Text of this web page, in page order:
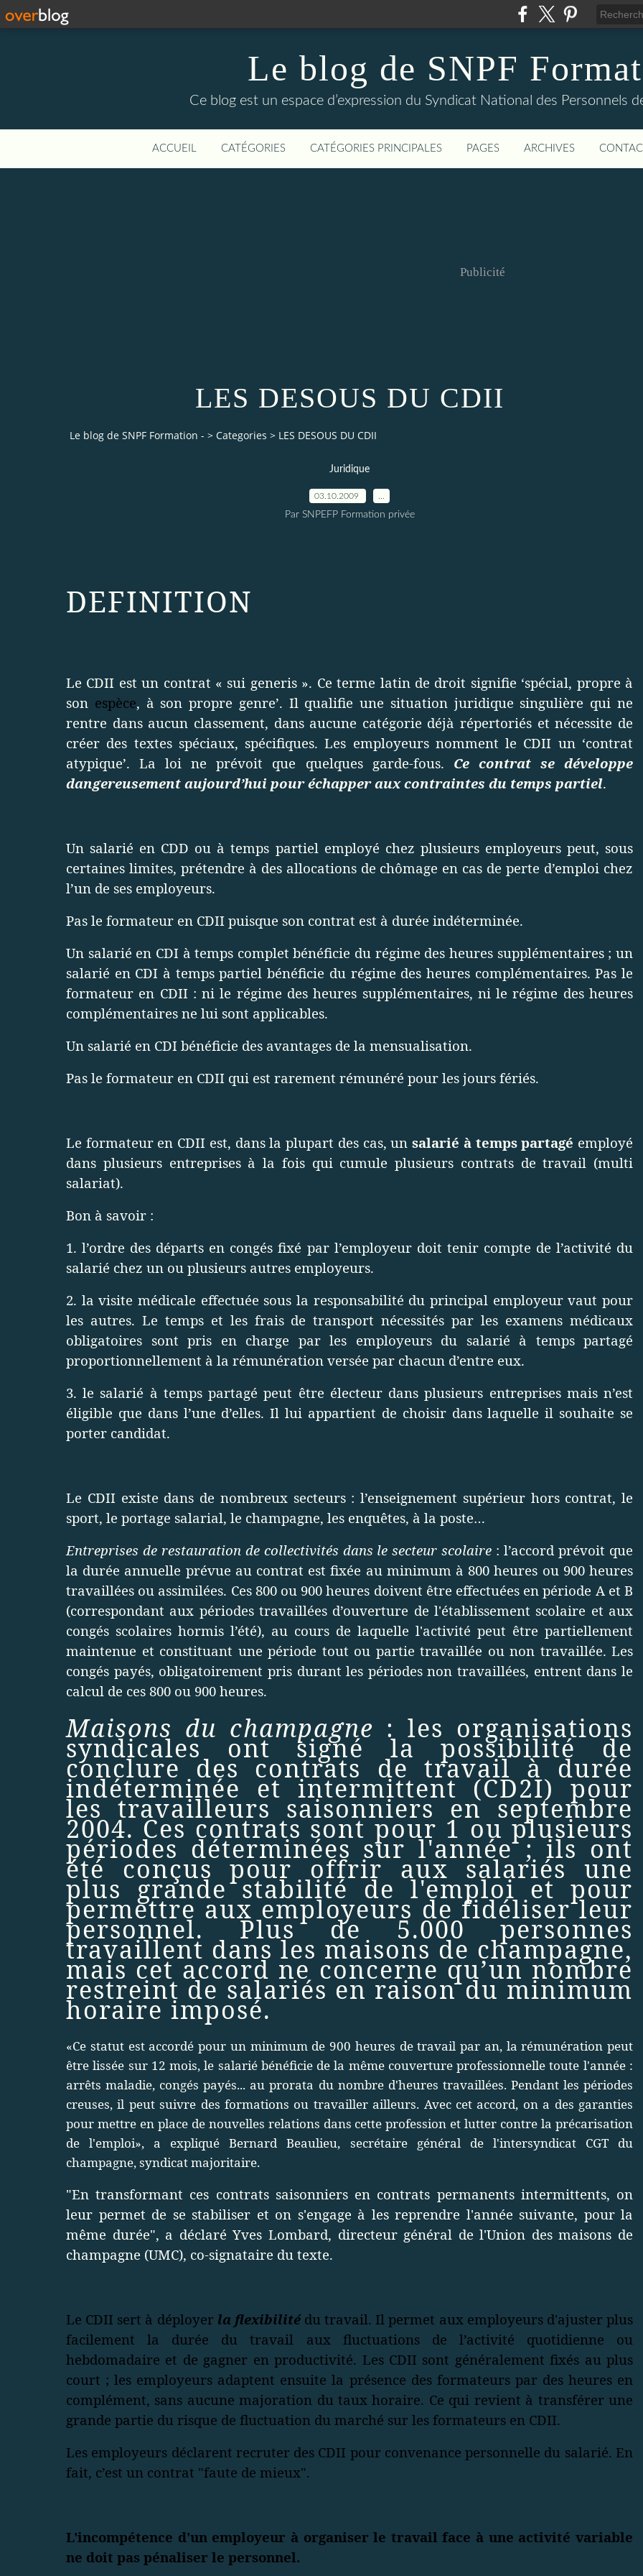
Le blog de SNPF
Ce blog est un espace d’expression du Syndicat National des Personnels
ACCUEIL CATÉGORIES CATÉGORIES PRINCIPALES PAGES ARCHIVES
Publicité
LES DESOUS DU CDII
Le blog de SNPF Formation - > Categories > LES DESOUS DU CDII
Juridique
03.10.2009
Par SNPEFP Formation privée
DEFINITION
Le CDII est un contrat « sui generis ». Ce terme latin de droit signifie ‘spécial, propre à
son espèce, à son propre genre’. Il qualifie une situation juridique singulière qui ne
rentre dans aucun classement, dans aucune catégorie déjà répertoriés et nécessite de
créer des textes spéciaux, spécifiques. Les employeurs nomment le CDII un ‘contrat
atypique’. La loi ne prévoit que quelques garde-fous. Ce contrat se développe
dangereusement aujourd’hui pour échapper aux contraintes du temps partiel.
Un salarié en CDD ou à temps partiel employé chez plusieurs employeurs peut, sous
certaines limites, prétendre à des allocations de chômage en cas de perte d’emploi chez
l’un de ses employeurs.
Pas le formateur en CDII puisque son contrat est à durée indéterminée.
Un salarié en CDI à temps complet bénéficie du régime des heures supplémentaires ; un
salarié en CDI à temps partiel bénéficie du régime des heures complémentaires. Pas le
formateur en CDII : ni le régime des heures supplémentaires, ni le régime des heures
complémentaires ne lui sont applicables.
Un salarié en CDI bénéficie des avantages de la mensualisation.
Pas le formateur en CDII qui est rarement rémunéré pour les jours fériés.
Le formateur en CDII est, dans la plupart des cas, unsalarié à temps partagé employé
dans plusieurs entreprises à la fois qui cumule plusieurs contrats de travail (multi
salariat).
Bon à savoir :
1. l’ordre des départs en congés fixé par l’employeur doit tenir compte de l’activité du
salarié chez un ou plusieurs autres employeurs.
2. la visite médicale effectuée sous la responsabilité du principal employeur vaut pour
les autres. Le temps et les frais de transport nécessités par les examens médicaux
obligatoires sont pris en charge par les employeurs du salarié à temps partagé
proportionnellement à la rémunération versée par chacun d’entre eux.
3. le salarié à temps partagé peut être électeur dans plusieurs entreprises mais n’est
éligible que dans l’une d’elles. Il lui appartient de choisir dans laquelle il souhaite se
porter candidat.
Le CDII existe dans de nombreux secteurs : l’enseignement supérieur hors contrat, le
sport, le portage salarial, le champagne, les enquêtes, à la poste…
Entreprises de restauration de collectivités dans le secteur scolaire : l’accord prévoit que
la durée annuelle prévue au contrat est fixée au minimum à 800 heures ou 900 heures
travaillées ou assimilées. Ces 800 ou 900 heures doivent être effectuées en période A et B
(correspondant aux périodes travaillées d’ouverture de l'établissement scolaire et aux
congés scolaires hormis l’été), au cours de laquelle l'activité peut être partiellement
maintenue et constituant une période tout ou partie travaillée ou non travaillée. Les
congés payés, obligatoirement pris durant les périodes non travaillées, entrent dans le
calcul de ces 800 ou 900 heures.
Maisons du champagne : les organisations
syndicales ont signé la possibilité de
conclure des contrats de travail à durée
indéterminée et intermittent (CD2I) pour
les travailleurs saisonniers en septembre
2004. Ces contrats sont pour 1 ou plusieurs
périodes déterminées sur l'année ; ils ont
été conçus pour offrir aux salariés une
plus grande stabilité de l'emploi et pour
permettre aux employeurs de fidéliser leur
personnel. Plus de 5.000 personnes
travaillent dans les maisons de champagne,
mais cet accord ne concerne qu’un nombre
restreint de salariés en raison du minimum
horaire imposé.
«Ce statut est accordé pour un minimum de 900 heures de travail par an, la rémunération peut
être lissée sur 12 mois, le salarié bénéficie de la même couverture professionnelle toute l'année :
arrêts maladie, congés payés... au prorata du nombre d'heures travaillées. Pendant les périodes
creuses, il peut suivre des formations ou travailler ailleurs. Avec cet accord, on a des garanties
pour mettre en place de nouvelles relations dans cette profession et lutter contre la précarisation
de l'emploi», a expliqué Bernard Beaulieu, secrétaire général de l'intersyndicat CGT du
champagne, syndicat majoritaire.
"En transformant ces contrats saisonniers en contrats permanents intermittents, on
leur permet de se stabiliser et on s'engage à les reprendre l'année suivante, pour la
même durée", a déclaré Yves Lombard, directeur général de l'Union des maisons de
champagne (UMC), co-signataire du texte.
Le CDII sert à déployer la flexibilitédu travail. Il permet aux employeurs d'ajuster plus
facilement la durée du travail aux fluctuations de l’activité quotidienne ou
hebdomadaire et de gagner en productivité. Les CDII sont généralement fixés au plus
court ; les employeurs adaptent ensuite la présence des formateurs par des heures en
complément, sans aucune majoration du taux horaire. Ce qui revient à transférer une
grande partie du risque de fluctuation du marché sur les formateurs en CDII.
Les employeurs déclarent recruter des CDII pour convenance personnelle du salarié. En
fait, c’est un contrat "faute de mieux".
L'incompétence d'un employeur à organiser le travail face à une activité variable
ne doit pas pénaliser le personnel.